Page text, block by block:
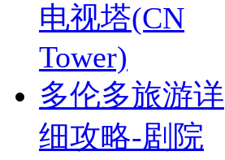
电视塔(CN
Tower)
多伦多旅游详
细攻略-剧院